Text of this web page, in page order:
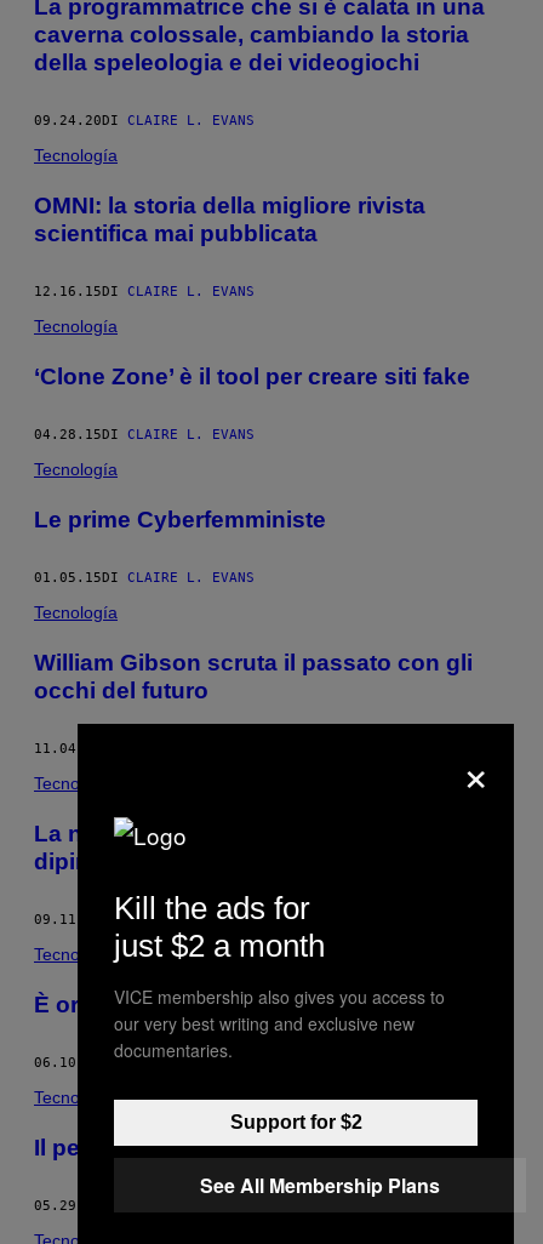
La programmatrice che si è calata in una
caverna colossale, cambiando la storia
della speleologia e dei videogiochi
09.24.20DI CLAIRE L. EVANS
Tecnología
OMNI: la storia della migliore rivista
scientifica mai pubblicata
12.16.15DI CLAIRE L. EVANS
Tecnología
‘Clone Zone’ è il tool per creare siti fake
04.28.15DI CLAIRE L. EVANS
Tecnología
Le prime Cyberfemministe
01.05.15DI CLAIRE L. EVANS
Tecnología
William Gibson scruta il passato con gli
occhi del futuro
11.04.14
Tecnología
La narrativa di fantascienza del MIT
dipinge un domani luminoso
09.11.14 DICLAIRE L. EVANS
Tecnología
È ora di parlare di capsule del tempo
06.10.14 DICLAIRE L. EVANS
Tecnología
Il pellegrinaggio verso Unarius
05.29.14
×
Kill the ads for
just $2 a month
VICE membership also gives you access to
our very best writing and exclusive new
documentaries.
Support for $2
See All Membership Plans